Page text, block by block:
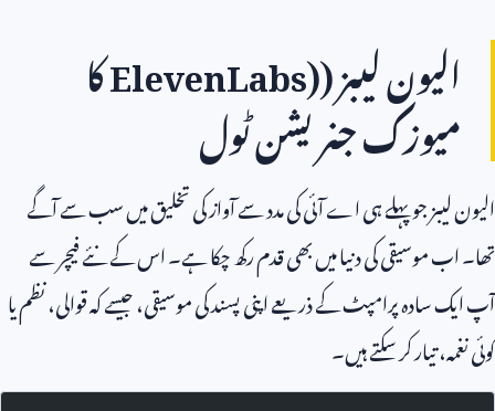
الیون لیبز (ElevenLabs)کا
میوزک جنریشن ٹول
الیون لیبز جو پہلے ہی اے آئی کی مدد سے آواز کی تخلیق میں سب سے آگے
تھا۔ اب موسیقی کی دنیا میں بھی قدم رکھ چکا ہے۔ اس کے نئے فیچر سے
آپ ایک سادہ پرامپٹ کے ذریعے اپنی پسند کی موسیقی، جیسے کہ قوالی، نظم یا
کوئی نغمہ، تیار کر سکتے ہیں۔